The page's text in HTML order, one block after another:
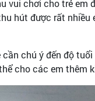
vui chơi cho trẻ
hút được rất
chú ý đến độ
cho các em thêm